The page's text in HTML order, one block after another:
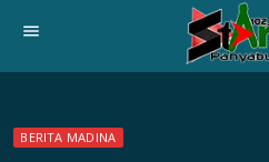
menu
BERITA MADINA